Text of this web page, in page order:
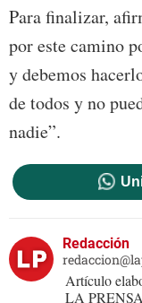
Para finalizar,
por este camino
y debemos
de todos y no
nadie”.
Redacción
Artículo
LA